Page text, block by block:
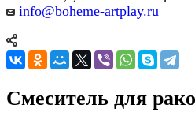
info@boheme-artplay.ru
Смеситель для